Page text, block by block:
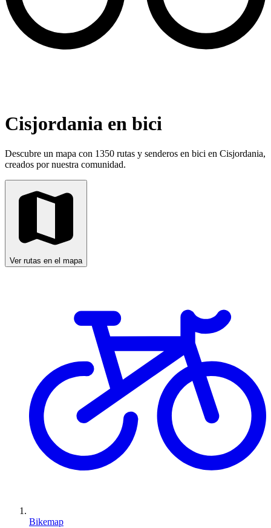
Cisjordania en bici
Descubre un mapa con 1350 rutas y senderos en bici en Cisjordania,
creados por nuestra comunidad.
Ver rutas en el mapa
Bikemap